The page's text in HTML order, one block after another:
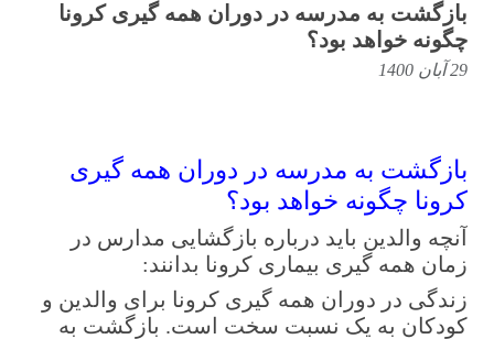
بازگشت به مدرسه در دوران همه گیری کرونا
چگونه خواهد بود؟
29 آبان 1400
بازگشت به مدرسه در دوران همه گیری
کرونا چگونه خواهد بود؟
آنچه والدین باید درباره بازگشایی مدارس در
زمان همه گیری بیماری کرونا بدانند:
زندگی در دوران همه­ گیری کرونا برای والدین و
کودکان به یک نسبت سخت است. بازگشت به